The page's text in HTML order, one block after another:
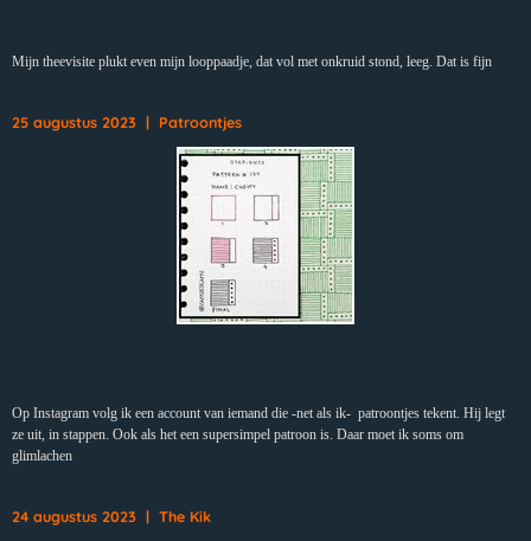
Mijn theevisite plukt even mijn looppaadje, dat vol met onkruid stond, leeg. Dat is fijn
25 augustus 2023 | Patroontjes
Op Instagram volg ik een account van iemand die -net als ik- patroontjes tekent. Hij legt
ze uit, in stappen. Ook als het een supersimpel patroon is. Daar moet ik soms om
glimlachen
24 augustus 2023 | The Kik